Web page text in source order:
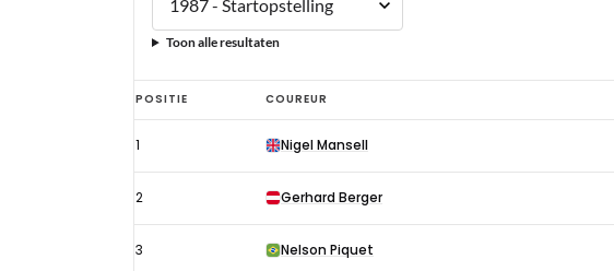
Toon alle resultaten
F1
GP
Mexico
uitslagen
Startopstelling
POSITIE COUREUR
1 Nigel Mansell
2 Gerhard Berger
3 Nelson Piquet